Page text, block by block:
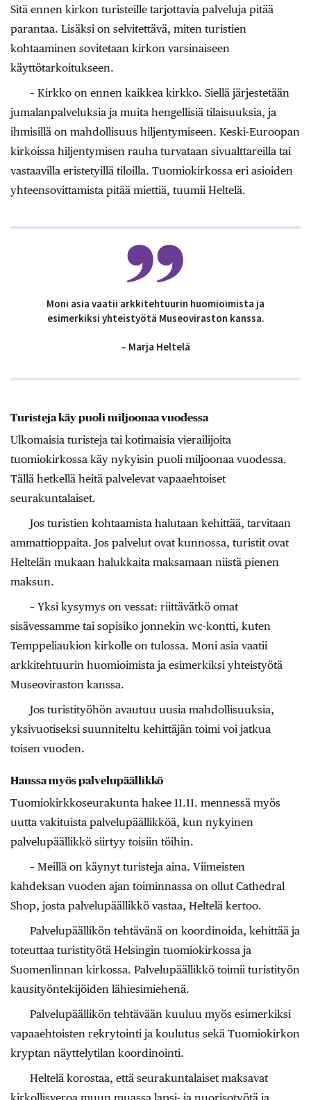
Sitä ennen kirkon turisteille tarjottavia palveluja pitää
parantaa. Lisäksi on selvitettävä, miten turistien
kohtaaminen sovitetaan kirkon varsinaiseen
käyttötarkoitukseen.
– Kirkko on ennen kaikkea kirkko. Siellä järjestetään
jumalanpalveluksia ja muita hengellisiä tilaisuuksia, ja
ihmisillä on mahdollisuus hiljentymiseen. Keski-Euroopan
kirkoissa hiljentymisen rauha turvataan sivualttareilla tai
vastaavilla eristetyillä tiloilla. Tuomiokirkossa eri asioiden
yhteensovittamista pitää miettiä, tuumii Heltelä.
Moni asia vaatii arkkitehtuurin huomioimista ja
esimerkiksi yhteistyötä Museoviraston kanssa.
– Marja Heltelä
Turisteja käy puoli miljoonaa vuodessa
Ulkomaisia turisteja tai kotimaisia vierailijoita
tuomiokirkossa käy nykyisin puoli miljoonaa vuodessa.
Tällä hetkellä heitä palvelevat vapaaehtoiset
seurakuntalaiset.
Jos turistien kohtaamista halutaan kehittää, tarvitaan
ammattioppaita. Jos palvelut ovat kunnossa, turistit ovat
Heltelän mukaan halukkaita maksamaan niistä pienen
maksun.
– Yksi kysymys on vessat: riittävätkö omat
sisävessamme tai sopisiko jonnekin wc-kontti, kuten
Temppeliaukion kirkolle on tulossa. Moni asia vaatii
arkkitehtuurin huomioimista ja esimerkiksi yhteistyötä
Museoviraston kanssa.
Jos turistityöhön avautuu uusia mahdollisuuksia,
yksivuotiseksi suunniteltu kehittäjän toimi voi jatkua
toisen vuoden.
Haussa myös palvelupäällikkö
Tuomiokirkkoseurakunta hakee 11.11. mennessä myös
uutta vakituista palvelupäällikköä, kun nykyinen
palvelupäällikkö siirtyy toisiin töihin.
– Meillä on käynyt turisteja aina. Viimeisten
kahdeksan vuoden ajan toiminnassa on ollut Cathedral
Shop, josta palvelupäällikkö vastaa, Heltelä kertoo.
Palvelupäällikön tehtävänä on koordinoida, kehittää ja
toteuttaa turistityötä Helsingin tuomiokirkossa ja
Suomenlinnan kirkossa. Palvelupäällikkö toimii turistityön
kausityöntekijöiden lähiesimiehenä.
Palvelupäällikön tehtävään kuuluu myös esimerkiksi
vapaaehtoisten rekrytointi ja koulutus sekä Tuomiokirkon
kryptan näyttelytilan koordinointi.
Heltelä korostaa, että seurakuntalaiset maksavat